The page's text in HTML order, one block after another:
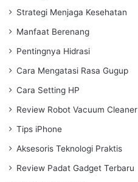
Strategi Menjaga Kesehatan
Manfaat Berenang
Pentingnya Hidrasi
Cara Mengatasi Rasa Gugup
Cara Setting HP
Review Robot Vacuum Cleaner
Tips iPhone
Aksesoris Teknologi Praktis
Review Padat Gadget Terbaru